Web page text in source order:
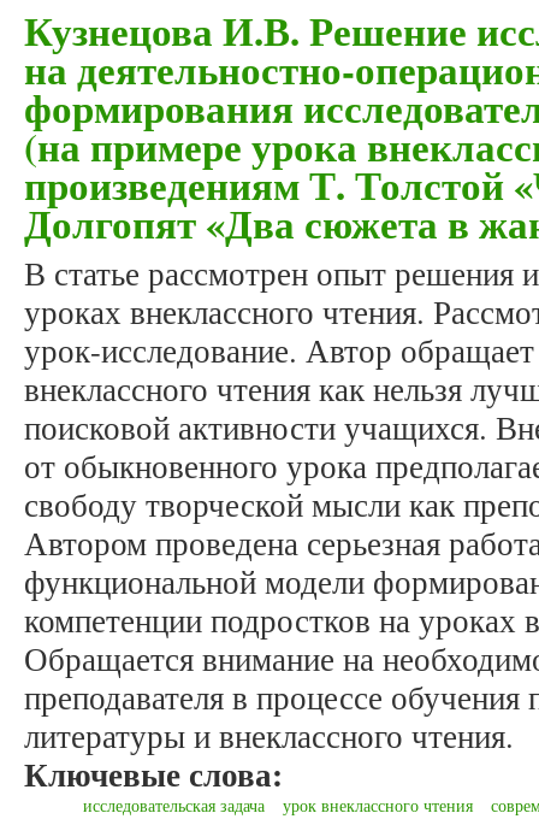
Кузнецова И.В. Решение
на деятельностно-
формирования
(на примере урока
произведениям Т. Толстой
Долгопят «Два сюжета в
В статье рассмотрен опыт решения
уроках внеклассного чтения.
урок-исследование. Автор
внеклассного чтения как нельзя
поисковой активности учащихся.
от обыкновенного урока
свободу творческой мысли как
Автором проведена серьезная
функциональной модели
компетенции подростков на уроках
Обращается внимание на
преподавателя в процессе
литературы и внеклассного чтения.
Ключевые слова:
исследовательская задача урок внеклассного чтения